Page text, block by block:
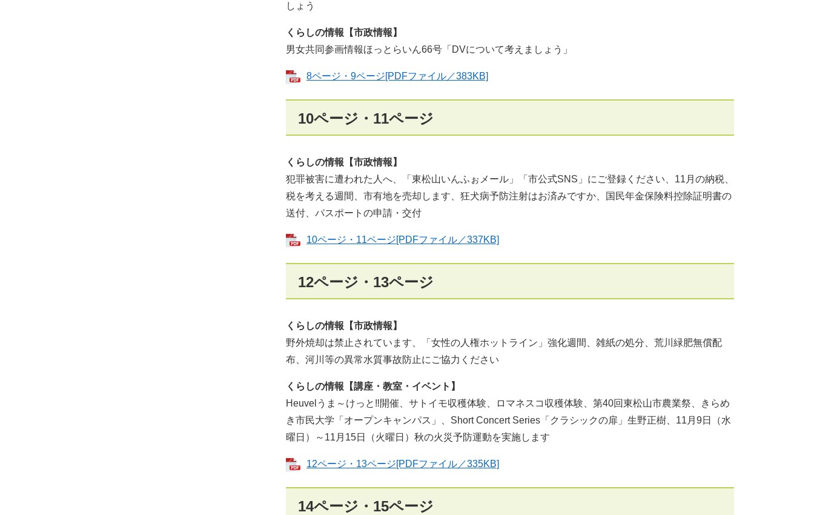
しょう
くらしの情報【市政情報】
男女共同参画情報ほっとらいん66号「DVについて考えましょう」
8ページ・9ページ[PDFファイル／383KB]
10ページ・11ページ
くらしの情報【市政情報】
犯罪被害に遭われた人へ、「東松山いんふぉメール」「市公式SNS」にご登録ください、11月の納税、
税を考える週間、市有地を売却します、狂犬病予防注射はお済みですか、国民年金保険料控除証明書の
送付、パスポートの申請・交付
10ページ・11ページ[PDFファイル／337KB]
12ページ・13ページ
くらしの情報【市政情報】
野外焼却は禁止されています、「女性の人権ホットライン」強化週間、雑紙の処分、荒川緑肥無償配
布、河川等の異常水質事故防止にご協力ください
くらしの情報【講座・教室・イベント】
Heuvelうま～けっと‼開催、サトイモ収穫体験、ロマネスコ収穫体験、第40回東松山市農業祭、きらめ
き市民大学「オープンキャンパス」、Short Concert Series「クラシックの扉」生野正樹、11月9日（水
曜日）～11月15日（火曜日）秋の火災予防運動を実施します
12ページ・13ページ[PDFファイル／335KB]
14ページ・15ページ